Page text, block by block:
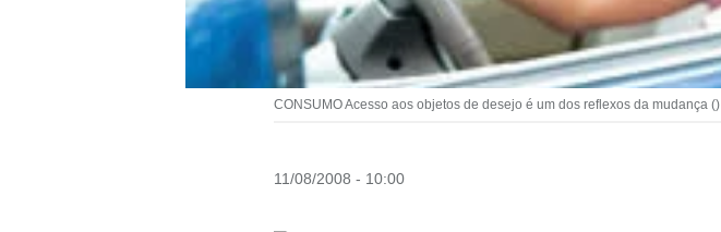
CONSUMO Acesso aos objetos de desejo é um dos reflexos da mudança ()
11/08/2008 - 10:00